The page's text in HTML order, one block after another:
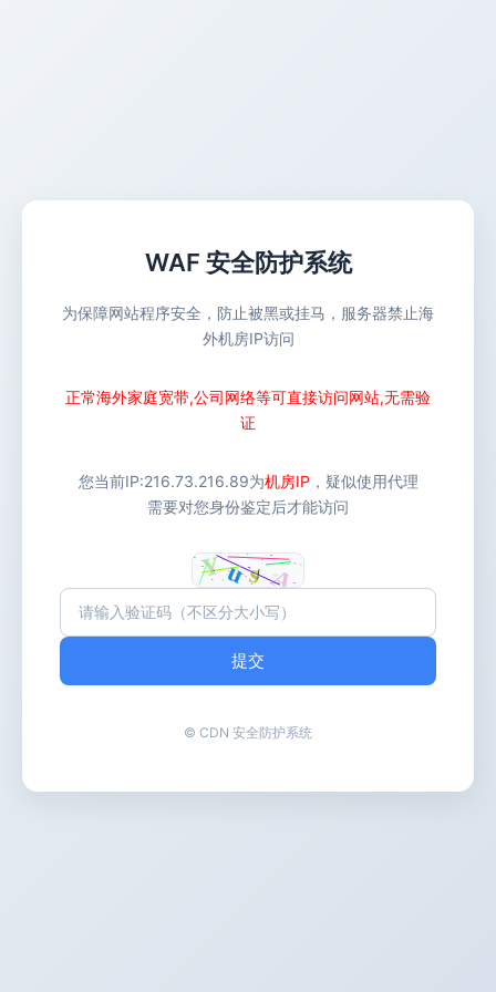
WAF 安全防护系统
为保障网站程序安全，防止被黑或挂马，服务器禁止海
外机房IP访问
正常海外家庭宽带,公司网络等可直接访问网站,无需验
证
您当前IP:216.73.216.89为机房IP ，疑似使用代理
需要对您身份鉴定后才能访问
提交
© CDN 安全防护系统